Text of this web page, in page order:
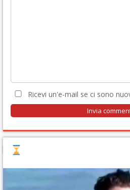
Ricevi un'e-mail se ci sono